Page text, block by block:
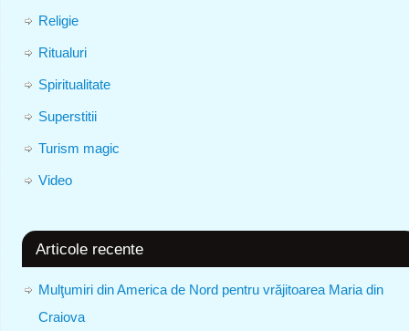
Religie
Ritualuri
Spiritualitate
Superstitii
Turism magic
Video
Articole recente
Mulţumiri din America de Nord pentru vrăjitoarea Maria din
Craiova